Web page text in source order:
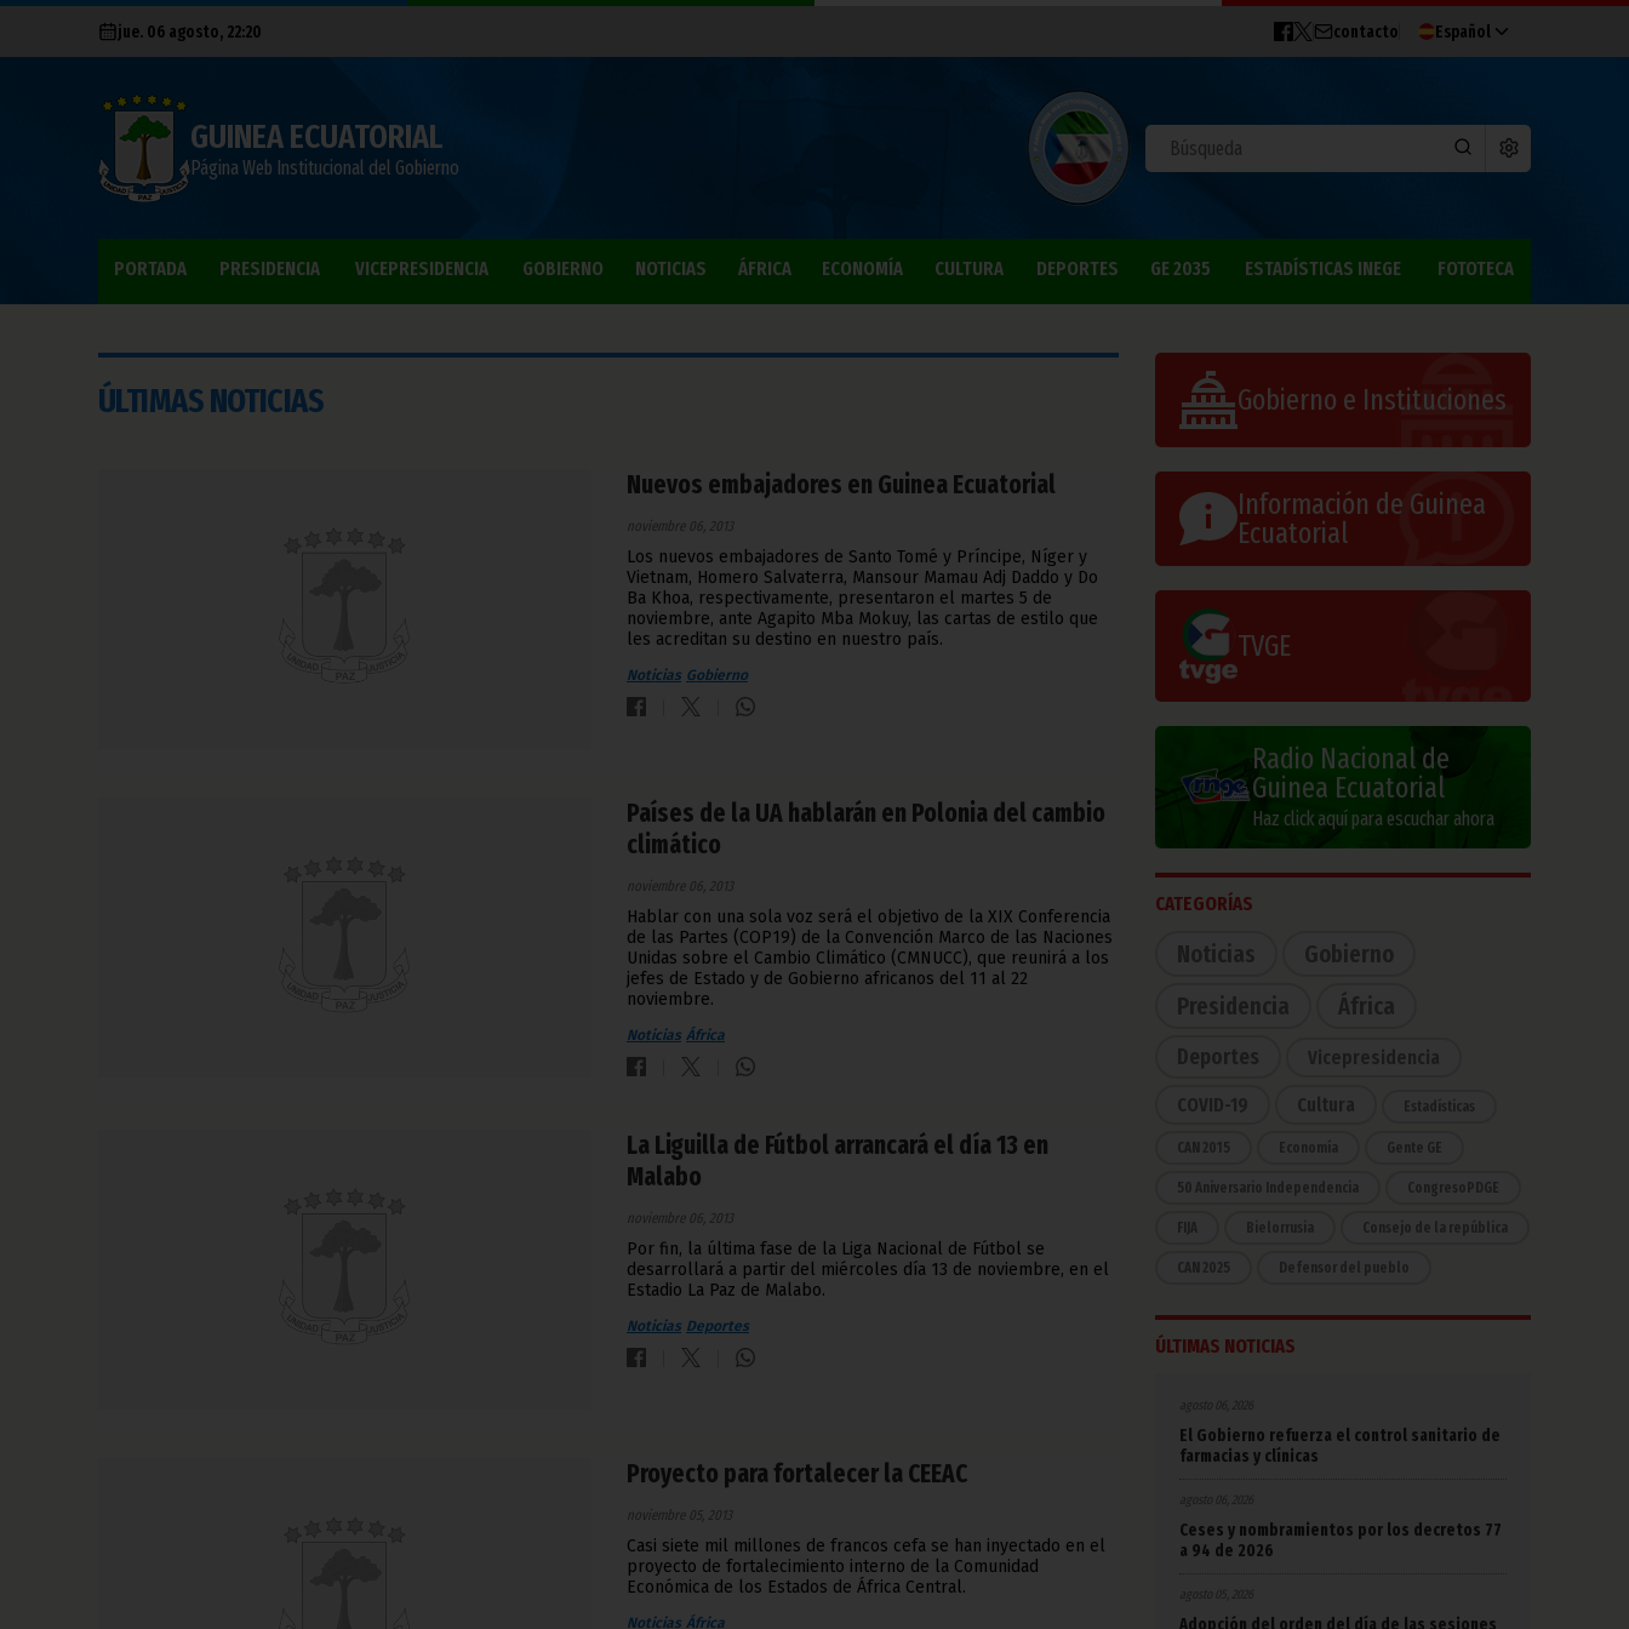
jue. 06 agosto, 22:20 contacto Español
GUINEA ECUATORIAL
Página Web Institucional del Gobierno
PORTADA PRESIDENCIA VICEPRESIDENCIA GOBIERNO NOTICIAS ÁFRICA ECONOMÍA CULTURA DEPORTES GE 2035 ESTADÍSTICAS INEGE FOTOTECA
ÚLTIMAS NOTICIAS
Nuevos embajadores en Guinea Ecuatorial
noviembre 06, 2013
Los nuevos embajadores de Santo Tomé y Príncipe, Níger y
Vietnam, Homero Salvaterra, Mansour Mamau Adj Daddo y Do
Ba Khoa, respectivamente, presentaron el martes 5 de
noviembre, ante Agapito Mba Mokuy, las cartas de estilo que
les acreditan su destino en nuestro país.
Noticias Gobierno
Países de la UA hablarán en Polonia del cambio
climático
noviembre 06, 2013
Hablar con una sola voz será el objetivo de la XIX Conferencia
de las Partes (COP19) de la Convención Marco de las Naciones
Unidas sobre el Cambio Climático (CMNUCC), que reunirá a los
jefes de Estado y de Gobierno africanos del 11 al 22
noviembre.
Noticias África
La Liguilla de Fútbol arrancará el día 13 en
Malabo
noviembre 06, 2013
Por fin, la última fase de la Liga Nacional de Fútbol se
desarrollará a partir del miércoles día 13 de noviembre, en el
Estadio La Paz de Malabo.
Noticias Deportes
Proyecto para fortalecer la CEEAC
noviembre 05, 2013
Casi siete mil millones de francos cefa se han inyectado en el
proyecto de fortalecimiento interno de la Comunidad
Económica de los Estados de África Central.
Noticias África
Gobierno e Instituciones
Información de Guinea
Ecuatorial
TVGE
Radio Nacional de
Guinea Ecuatorial
Haz click aquí para escuchar ahora
CATEGORÍAS
Noticias
Gobierno
Presidencia
África
Deportes Vicepresidencia
COVID-19 Cultura Estadísticas
CAN 2015 Economía Gente GE
50 Aniversario Independencia CongresoPDGE
FIJA Bielorrusia Consejo de la república
CAN 2025 Defensor del pueblo
ÚLTIMAS NOTICIAS
agosto 06, 2026
El Gobierno refuerza el control sanitario de
farmacias y clínicas
agosto 06, 2026
Ceses y nombramientos por los decretos 77
a 94 de 2026
agosto 05, 2026
Adopción del orden del día de las sesiones